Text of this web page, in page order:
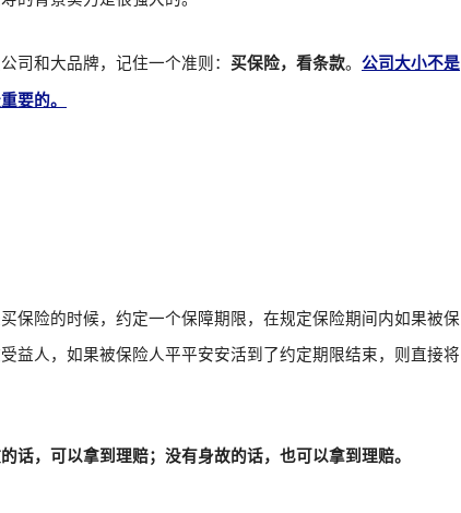
司和大品牌，记住一个准则： 买保险，看条款。 公司大小不是
要的。
保险的时候，约定一个保障期限，在规定保险期间内如果被保
益人，如果被保险人平平安安活到了约定期限结束，则直接将
，可以拿到理赔；没有身故的话，也可以拿到理赔。